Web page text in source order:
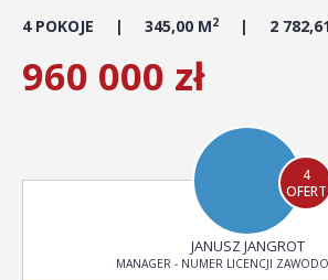
4 POKOJE 345,00 M2 2
960 000 zł
4
OFERT
JANUSZ JANGROT
MANAGER - NUMER LICENCJI